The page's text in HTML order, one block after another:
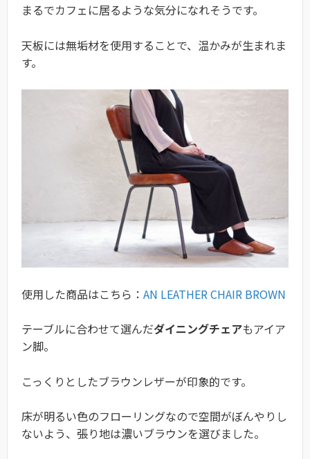
まるでカフェに居るような気分になれそうです。
天板には無垢材を使用することで、温かみが生まれま
す。
使用した商品はこちら： AN LEATHER CHAIR BROWN
テーブルに合わせて選んだダイニングチェアもアイア
ン脚。
こっくりとしたブラウンレザーが印象的です。
床が明るい色のフローリングなので空間がぼんやりし
ないよう、張り地は濃いブラウンを選びました。